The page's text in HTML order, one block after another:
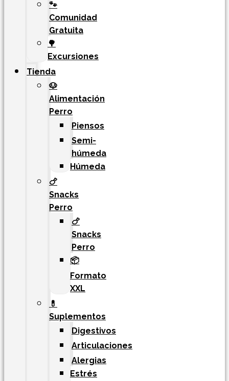
🐾
Comunidad
Gratuita
🌳
Excursiones
Tienda
🐶
Alimentación
Perro
Piensos
Semi-
húmeda
Húmeda
🍗
Snacks
Perro
🍗
Snacks
Perro
📦
Formato
XXL
💊
Suplementos
Digestivos
Articulaciones
Alergias
Estrés